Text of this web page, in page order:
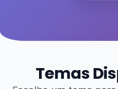
Temas